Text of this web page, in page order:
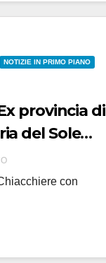
NOTIZIE IN PRIMO PIANO
provincia di
del Sole
2016
con